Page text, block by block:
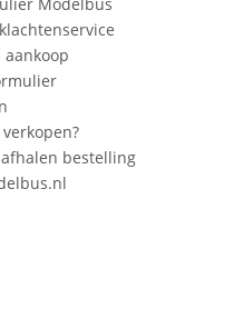
bestelling